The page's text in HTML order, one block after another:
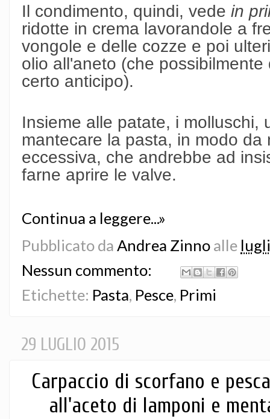
Il condimento, quindi, vede in
ridotte in crema lavorandole a
vongole e delle cozze e poi
olio all'aneto (che
certo anticipo).
Insieme alle patate, i molluschi,
mantecare la pasta, in modo
eccessiva, che andrebbe ad
farne aprire le valve.
Continua a leggere...»
Pubblicato da Andrea Zinno alle
Nessun commento:
Etichette: Pasta, Pesce, Primi
29 LUGLIO 2015
Carpaccio di scorfano e
all'aceto di lamponi e